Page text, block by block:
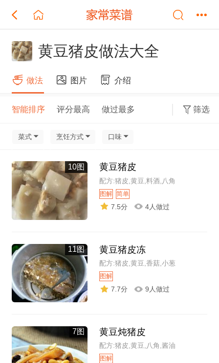
黄豆猪皮做法大全
做法 图片 介绍
智能排序 评分最高 做过最多 筛选
菜式 烹饪方式 口味
10图 黄豆猪皮
配方:猪皮,黄豆,料酒,八角
图解 简单
7.5分 4人做过
11图 黄豆猪皮冻
配方:猪皮,黄豆,香菇,小葱
图解
7.7分 9人做过
7图 黄豆炖猪皮
配方:猪皮,黄豆,八角,酱油
图解